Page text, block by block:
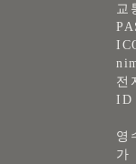
교
전
ID
영
가